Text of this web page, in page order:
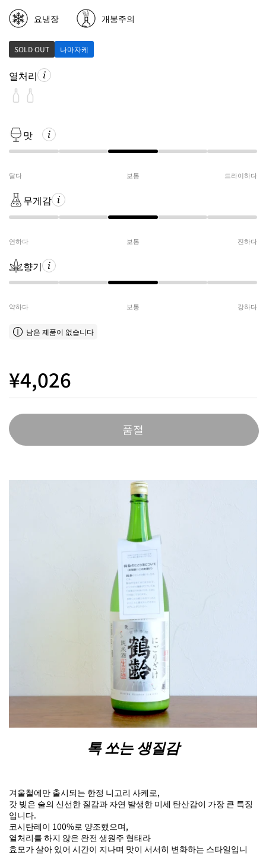
요냉장 개봉주의
SOLD OUT 나마자케
열처리
맛
달다 보통 드라이하다
무게감
연하다 보통 진하다
향기
약하다 보통 강하다
남은 제품이 없습니다
¥4,026
품절
톡 쏘는 생질감
겨울철에만 출시되는 한정 니고리 사케로,
갓 빚은 술의 신선한 질감과 자연 발생한 미세 탄산감이 가장 큰 특징
입니다.
코시탄레이 100%로 양조했으며,
열처리를 하지 않은 완전 생원주 형태라
효모가 살아 있어 시간이 지나며 맛이 서서히 변화하는 스타일입니